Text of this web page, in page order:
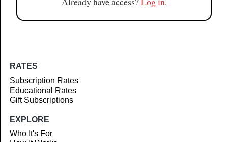
RATES
Subscription Rates
Educational Rates
Gift Subscriptions
EXPLORE
Who It's For